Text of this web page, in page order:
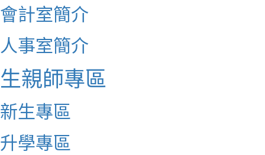
會計室簡介
人事室簡介
生親師專區
新生專區
升學專區